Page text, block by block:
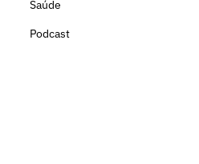
Saúde
Podcast